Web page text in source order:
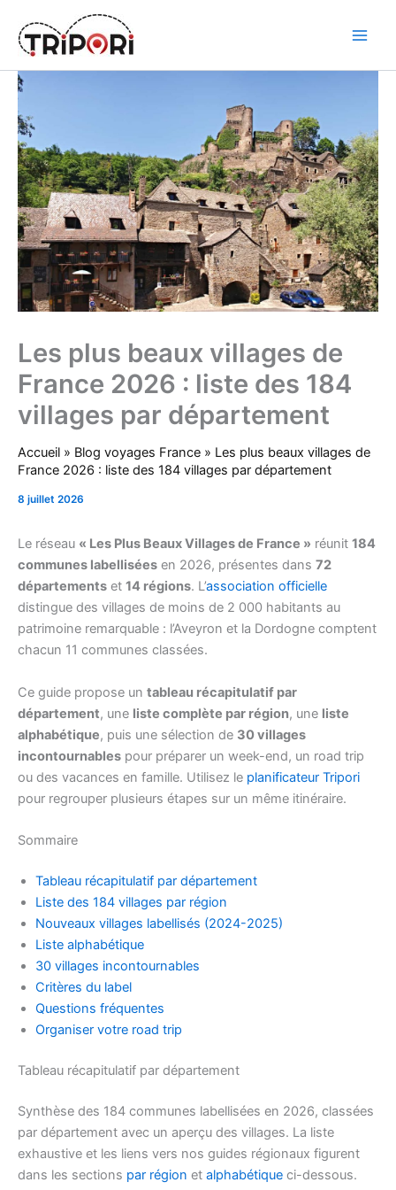
content
Les plus beaux villages de
France 2026 : liste des 184
villages par département
Accueil » Blog voyages France » Les plus beaux villages de
France 2026 : liste des 184 villages par département
8 juillet 2026
Le réseau « Les Plus Beaux Villages de France » réunit 184
communes labellisées en 2026, présentes dans 72
départements et 14 régions. L’association officielle
distingue des villages de moins de 2 000 habitants au
patrimoine remarquable : l’Aveyron et la Dordogne comptent
chacun 11 communes classées.
Ce guide propose un tableau récapitulatif par
département, une liste complète par région, une liste
alphabétique, puis une sélection de 30 villages
incontournables pour préparer un week-end, un road trip
ou des vacances en famille. Utilisez le planificateur Tripori
pour regrouper plusieurs étapes sur un même itinéraire.
Sommaire
Tableau récapitulatif par département
Liste des 184 villages par région
Nouveaux villages labellisés (2024-2025)
Liste alphabétique
30 villages incontournables
Critères du label
Questions fréquentes
Organiser votre road trip
Tableau récapitulatif par département
Synthèse des 184 communes labellisées en 2026, classées
par département avec un aperçu des villages. La liste
exhaustive et les liens vers nos guides régionaux figurent
dans les sections par région et alphabétique ci-dessous.